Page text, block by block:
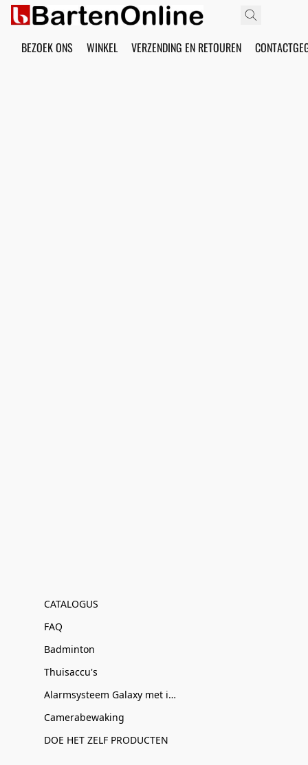
BEZOEK ONS WINKEL VERZENDING EN RETOUREN
CATALOGUS
FAQ
Badminton
Thuisaccu's
Alarmsysteem Galaxy met installatie
Camerabewaking
DOE HET ZELF PRODUCTEN